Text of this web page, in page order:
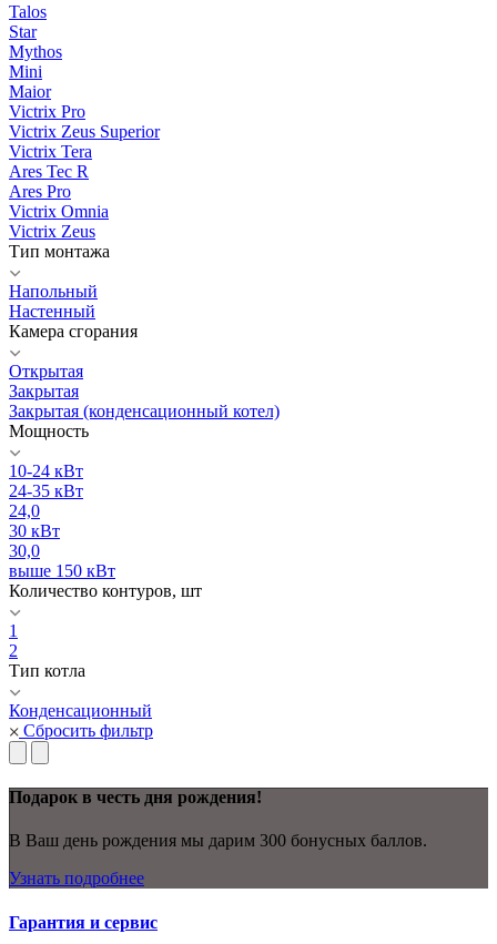
Talos
Star
Mythos
Mini
Maior
Victrix Pro
Victrix Zeus Superior
Victrix Tera
Ares Tec R
Ares Pro
Victrix Omnia
Victrix Zeus
Тип монтажа
Напольный
Настенный
Камера сгорания
Открытая
Закрытая
Закрытая (конденсационный котел)
Мощность
10-24 кВт
24-35 кВт
24,0
30 кВт
30,0
выше 150 кВт
Количество контуров, шт
1
2
Тип котла
Конденсационный
Сбросить фильтр
Подарок в честь дня рождения!
В Ваш день рождения мы дарим 300 бонусных баллов.
Узнать подробнее
Гарантия и сервис